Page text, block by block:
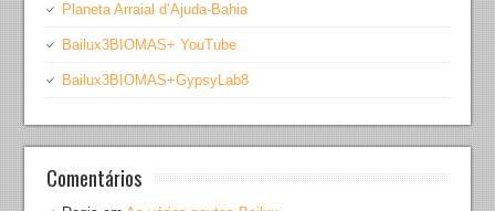
Planeta Arraial d’Ajuda-Bahia
Bailux3BIOMAS+ YouTube
Bailux3BIOMAS+GypsyLab8
Comentários